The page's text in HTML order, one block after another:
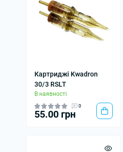
Картриджі Kwadron
30/3 RSLT
В наявності
0
55.00 грн